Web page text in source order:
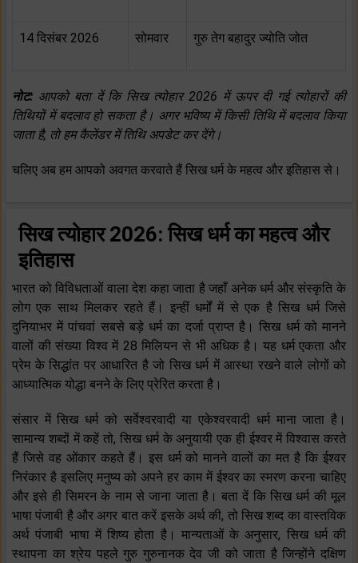
14 दिसंबर 2026 सोमवार गुरु तेग बहादुर ज्योति जोत
नोट: आपको बता दें कि सिख त्योहार 2026 में ऊपर दी गई त्योहारों की
तिथियों में बदलाव हो सकता है। अगर भविष्य में किसी तिथि में बदलाव किया
जाता है, तो हम कैलेंडर में तिथि अपडेट कर देंगे।
चलिए अब हम आपको अवगत करवाते हैं सिख धर्म के महत्व और इतिहास से।
सिख त्योहार 2026: सिख धर्म का महत्व और
इतिहास
भारत को विविधताओं वाला देश कहा जाता है जहाँ अनेक धर्म और संस्कृति के
लोग एक साथ मिलकर रहते हैं। इन्हीं धर्मों में से एक है सिख धर्म जिसे
दुनियाभर में पांचवां सबसे बड़े धर्म का दर्जा प्राप्त है। सिख धर्म को मानने
वालों की संख्या विश्व में 28 मिलियन से भी अधिक है। यह धर्म एकता और
प्रेम के सिद्धांत पर आधारित है जो सिख धर्म में आस्था रखने वाले लोगों को
आध्यात्मिक योद्धा बनने के लिए प्रेरित करता है।
संसार में सिख धर्म को सर्वेश्वरवादी या एकेश्वरवादी धर्म माना जाता है।
सामान्य शब्दों में कहें तो, सिख धर्म के अनुयायी एक ही ईश्वर में विश्वास करते
हैं जिसे वह ओंकार कहते हैं। इस धर्म को मानने वालों का मत है कि ईश्वर
निरंकार है इसलिए मनुष्य को अपने हर काम में ईश्वर का स्मरण करना चाहिए
और इसे ही सिमरन के नाम से जाना जाता है। बता दें कि सिख धर्म की मूल
भाषा पंजाबी है और अगर बात करें इसके अर्थ की, तो सिख शब्द का वास्तविक
अर्थ पंजाबी भाषा में शिष्य होता है। मान्यताओं के अनुसार, सिख धर्म की
स्थापना का श्रेय पहले गुरु गुरुनानक देव जी को जाता है जिन्होंने दक्षिण